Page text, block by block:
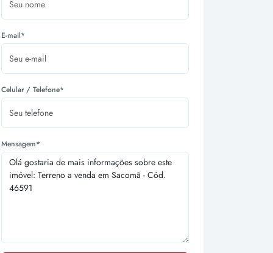
E-mail*
Celular / Telefone*
Mensagem*